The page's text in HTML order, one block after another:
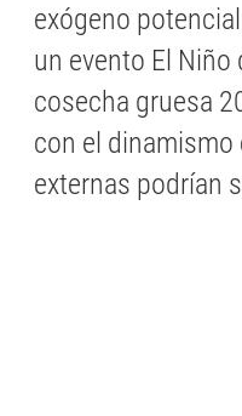
exógeno
un evento El
cosecha gruesa
con el dinamismo
externas podrían